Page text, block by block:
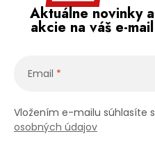
Aktuálne novinky a
akcie na váš e-mail
Email
Vložením e-mailu súhlasíte s
osobných údajov